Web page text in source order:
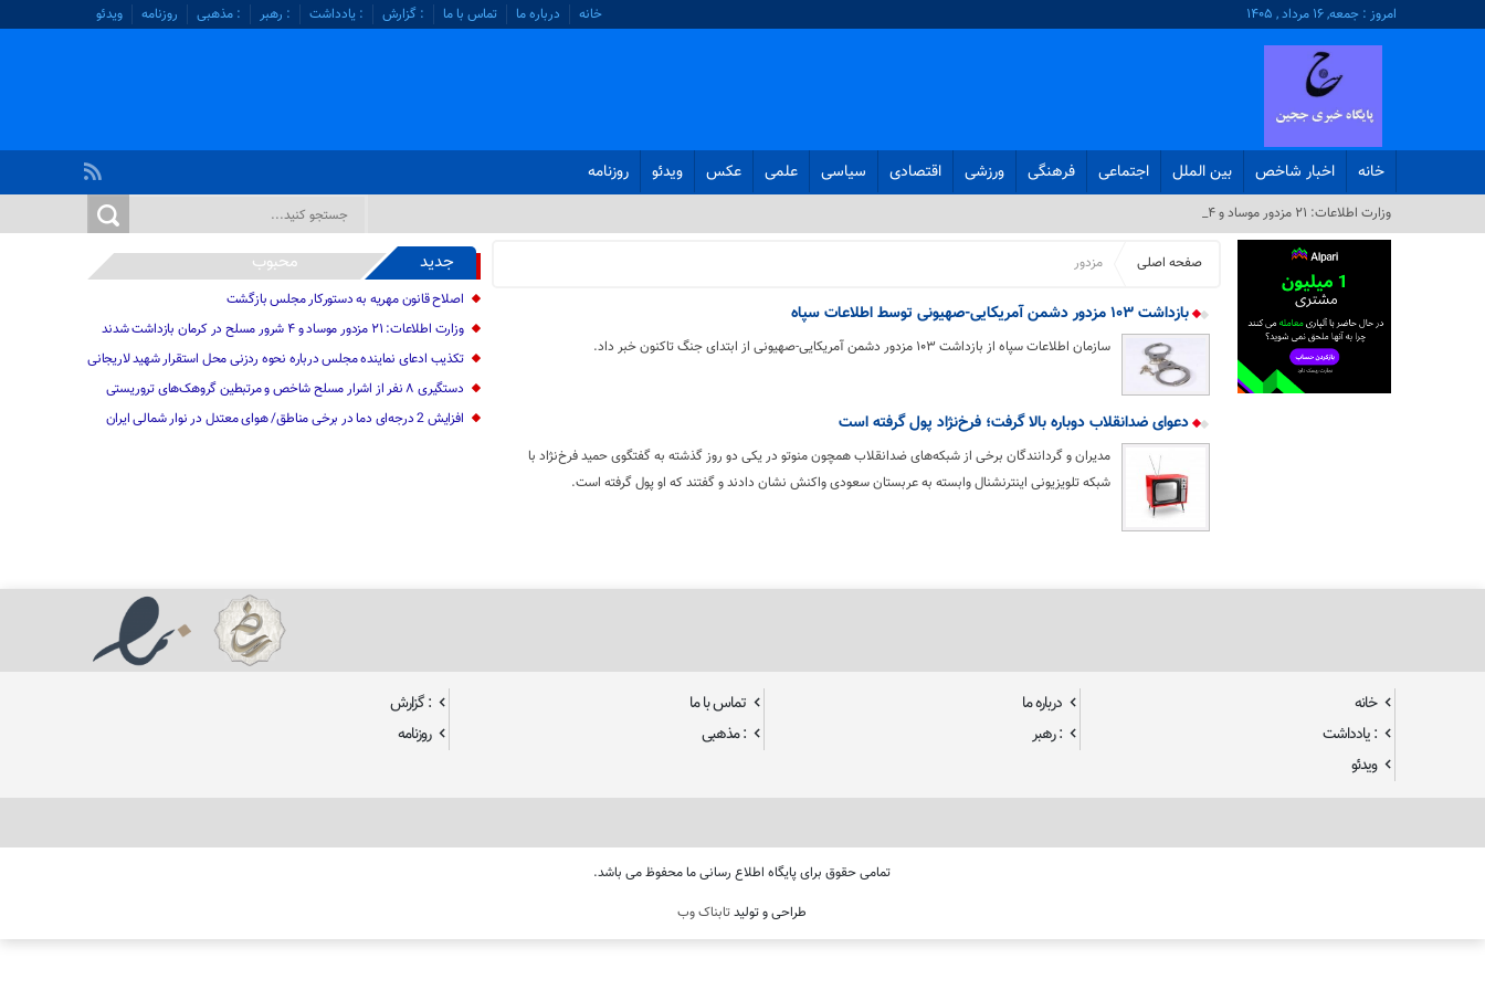
امروز : جمعه, ۱۶ مرداد , ۱۴۰۵ خانه درباره ما تماس با ما : گزارش : یادداشت : رهبر : مذهبی روزنامه ویدئو
خانه اخبار شاخص بین الملل اجتماعی فرهنگی ورزشی اقتصادی سیاسی علمی عکس ویدئو روزنامه
وزارت اطلاعات: ۲۱ مزدور موساد و ۴ شر_
صفحه اصلی مزدور
بازداشت ۱۰۳ مزدور دشمن آمریکایی-صهیونی توسط اطلاعات سپاه
سازمان اطلاعات سپاه از بازداشت ۱۰۳ مزدور دشمن آمریکایی-صهیونی از ابتدای جنگ تاکنون خبر داد.
دعوای ضدانقلاب دوباره بالا گرفت؛ فرخ‌نژاد پول گرفته است
مدیران و گردانندگان برخی از شبکه‌های ضدانقلاب همچون منوتو در یکی دو روز گذشته به گفتگوی حمید فرخ‌نژاد با
شبکه تلویزیونی اینترنشنال وابسته به عربستان سعودی واکنش نشان دادند و گفتند که او پول گرفته است.
جدید محبوب
اصلاح قانون مهریه به دستورکار مجلس بازگشت
وزارت اطلاعات: ۲۱ مزدور موساد و ۴ شرور مسلح در کرمان بازداشت شدند
تکذیب ادعای نماینده مجلس درباره نحوه ردزنی محل استقرار شهید لاریجانی
دستگیری ۸ نفر از اشرار مسلح شاخص و مرتبطین گروهک‌های تروریستی
افزایش 2 درجه‌ای دما در برخی مناطق/ هوای معتدل در نوار شمالی ایران
خانه درباره ما تماس با ما
: گزارش
: یادداشت
: رهبر : مذهبی
روزنامه
ویدئو
تمامی حقوق برای پایگاه اطلاع رسانی ما محفوظ می باشد.
طراحی و تولیدتابناک وب